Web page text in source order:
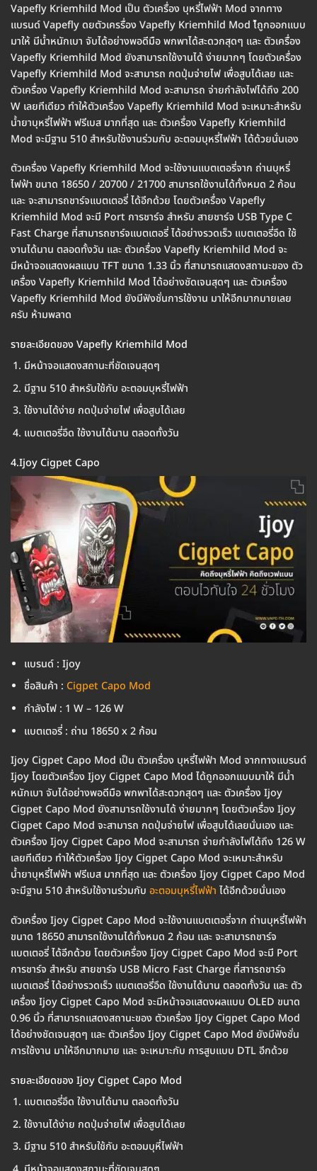
Vapefly Kriemhild Mod เป็น ตัวเครื่อง บุหรี่ไฟฟ้า Mod จากทาง
แบรนด์ Vapefly ดยตัวเครรื่อง Vapefly Kriemhild Mod ไ้ถูกออกแบบ
มาให้ มีน้ำหนักเบา จับได้อย่างพอดีมือ พกพาได้สะดวกสุดๆ และ ตัวเครื่อง
Vapefly Kriemhild Mod ยังสามารถใช้งานได้ ง่ายมากๆ โดยตัวเครื่อง
Vapefly Kriemhild Mod จะสามารถ กดปุ่มจ่ายไฟ เพื่อสูบได้เลย และ
ตัวเครื่อง Vapefly Kriemhild Mod จะสามารถ จ่ายกำลังไฟได้ถึง 200
W เลยทีเดียว ทำให้ตัวเครื่อง Vapefly Kriemhild Mod จะเหมาะสำหรับ
น้ำยาบุหรี่ไฟฟ้า ฟรีเบส มากที่สุด และ ตัวเครื่อง Vapefly Kriemhild
Mod จะมีฐาน 510 สำหรับใช้งานร่วมกับ อะตอมบุหรี่ไฟฟ้า ได้ด้วยนั่นเอง
ตัวเครื่อง Vapefly Kriemhild Mod จะใช้งานแบตเตอรี่จาก ถ่านบุหรี่
ไฟฟ้า ขนาด 18650 / 20700 / 21700 สามารถใช้งานได้ทั้งหมด 2 ก้อน
และ จะสามารถชาร์จแบตเตอรี่ ได้อีกด้วย โดยตัวเครื่อง Vapefly
Kriemhild Mod จะมี Port การชาร์จ สำหรับ สายชาร์จ USB Type C
Fast Charge ที่สามารถชาร์จแบตเตอรี่ ได้อย่างรวดเร็ว แบตเตอรี่อึด ใช้
งานได้นาน ตลอดทั้งวัน และ ตัวเครื่อง Vapefly Kriemhild Mod จะ
มีหน้าจอแสดงผลแบบ TFT ขนาด 1.33 นิ้ว ที่สามารถแสดงสถานะของ ตัว
เครื่อง Vapefly Kriemhild Mod ได้อย่างชัดเจนสุดๆ และ ตัวเครื่อง
Vapefly Kriemhild Mod ยังมีฟังชั่นการใช้งาน มาให้อีกมากมายเลย
ครับ ห้ามพลาด
รายละเอียดของ Vapefly Kriemhild Mod
มีหน้าจอแสดงสถานะที่ชัดเจนสุดๆ
มีฐาน 510 สำหรับใช้กับ อะตอมบุหรี่ไฟฟ้า
ใช้งานได้ง่าย กดปุ่มจ่ายไฟ เพื่อสูบได้เลย
แบตเตอรี่อึด ใช้งานได้นาน ตลอดทั้งวัน
4.Ijoy Cigpet Capo
แบรนด์ : Ijoy
ชื่อสินค้า : Cigpet Capo Mod
กำลังไฟ : 1 W – 126 W
แบตเตอรี่ : ถ่าน 18650 x 2 ก้อน
Ijoy Cigpet Capo Mod เป็น ตัวเครื่อง บุหรี่ไฟฟ้า Mod จากทางแบรนด์
Ijoy โดยตัวเครื่อง Ijoy Cigpet Capo Mod ได้ถูกออกแบบมาให้ มีน้ำ
หนักเบา จับได้อย่างพอดีมือ พกพาได้สะดวกสุดๆ และ ตัวเครื่อง Ijoy
Cigpet Capo Mod ยังสามารถใช้งานได้ ง่ายมากๆ โดยตัวเครื่อง Ijoy
Cigpet Capo Mod จะสามารถ กดปุ่มจ่ายไฟ เพื่อสูบได้เลยนั่นเอง และ
ตัวเครื่อง Ijoy Cigpet Capo Mod จะสามารถ จ่ายกำลังไฟได้ถึง 126 W
เลยทีเดียว ทำให้ตัวเครื่อง Ijoy Cigpet Capo Mod จะเหมาะสำหรับ
น้ำยาบุหรี่ไฟฟ้า ฟรีเบส มากที่สุด และ ตัวเครื่อง Ijoy Cigpet Capo Mod
จะมีฐาน 510 สำหรับใช้งานร่วมกับ อะตอมบุหรี่ไฟฟ้า ได้อีกด้วยนั่นเอง
ตัวเครื่อง Ijoy Cigpet Capo Mod จะใช้งานแบตเตอรี่จาก ถ่านบุหรี่ไฟฟ้า
ขนาด 18650 สามารถใช้งานได้ทั้งหมด 2 ก้อน และ จะสามารถชาร์จ
แบตเตอรี่ ได้อีกด้วย โดยตัวเครื่อง Ijoy Cigpet Capo Mod จะมี Port
การชาร์จ สำหรับ สายชาร์จ USB Micro Fast Charge ที่สาารถชาร์จ
แบตเตอรี่ ได้อย่างรวดเร็ว แบตเตอรี่อึด ใช้งานได้นาน ตลอดทั้งวัน และ ตัว
เครื่อง Ijoy Cigpet Capo Mod จะมีหน้าจอแสดงผลแบบ OLED ขนาด
0.96 นิ้ว ที่สามารถแสดงสถานะของ ตัวเครื่อง Ijoy Cigpet Capo Mod
ได้อย่างชัดเจนสุดๆ และ ตัวเครื่อง Ijoy Cigpet Capo Mod ยังมีฟังชั่น
การใช้งาน มาให้อีกมากมาย และ จะเหมาะกับ การสูบแบบ DTL อีกด้วย
รายละเอียดของ Ijoy Cigpet Capo Mod
แบตเตอรี่อึด ใช้งานได้นาน ตลอดทั้งวัน
ใช้งานได้ง่าย กดปุ่มจ่ายไฟ เพื่อสูบได้เลย
มีฐาน 510 สำหรับใช้กับ อะตอมบุหี่ไฟฟ้า